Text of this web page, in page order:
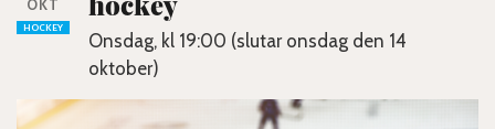
OKT
HOCKEY
Onsdag, kl 19:00 (slutar onsdag den 14
oktober)